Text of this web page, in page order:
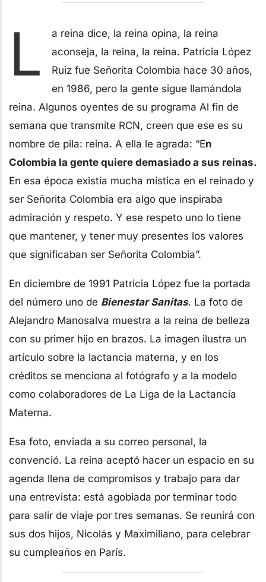
L
a reina dice, la reina opina, la reina
aconseja, la reina, la reina. Patricia López
Ruiz fue Señorita Colombia hace 30 años,
en 1986, pero la gente sigue llamándola
reina. Algunos oyentes de su programa Al fin de
semana que transmite RCN, creen que ese es su
nombre de pila: reina. A ella le agrada: “En
Colombia la gente quiere demasiado a sus reinas.
En esa época existía mucha mística en el reinado y
ser Señorita Colombia era algo que inspiraba
admiración y respeto. Y ese respeto uno lo tiene
que mantener, y tener muy presentes los valores
que significaban ser Señorita Colombia”.
En diciembre de 1991 Patricia López fue la portada
del número uno de Bienestar Sanitas. La foto de
Alejandro Manosalva muestra a la reina de belleza
con su primer hijo en brazos. La imagen ilustra un
artículo sobre la lactancia materna, y en los
créditos se menciona al fotógrafo y a la modelo
como colaboradores de La Liga de la Lactancia
Materna.
Esa foto, enviada a su correo personal, la
convenció. La reina aceptó hacer un espacio en su
agenda llena de compromisos y trabajo para dar
una entrevista: está agobiada por terminar todo
para salir de viaje por tres semanas. Se reunirá con
sus dos hijos, Nicolás y Maximiliano, para celebrar
su cumpleaños en París.